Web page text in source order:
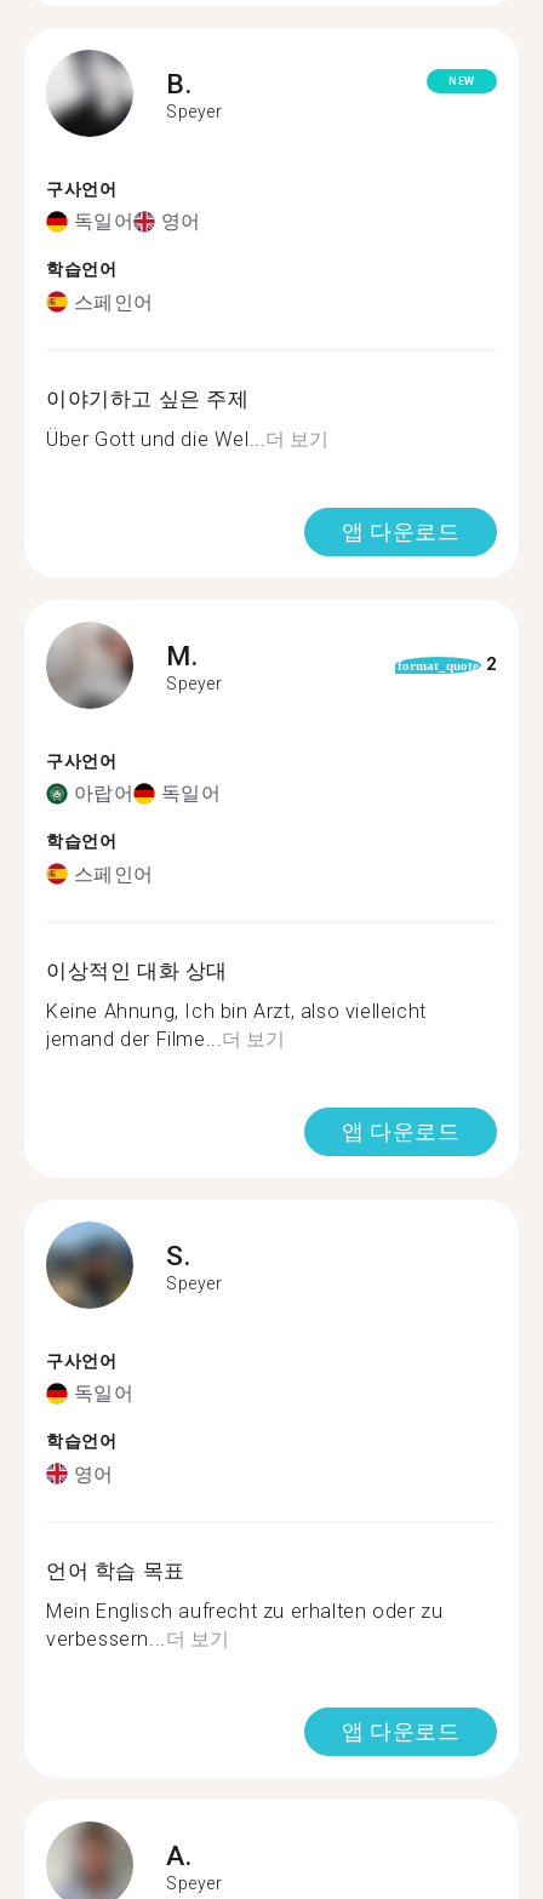
B.
Speyer
NEW
구사언어
독일어 영어
학습언어
스페인어
이야기하고 싶은 주제
Über Gott und die Wel... 더 보기
앱 다운로드
M.
Speyer
format_quote 2
구사언어
아랍어 독일어
학습언어
스페인어
이상적인 대화 상대
Keine Ahnung, Ich bin Arzt, also vielleicht
jemand der Filme... 더 보기
앱 다운로드
S.
Speyer
구사언어
독일어
학습언어
영어
언어 학습 목표
Mein Englisch aufrecht zu erhalten oder zu
verbessern... 더 보기
앱 다운로드
A.
Speyer